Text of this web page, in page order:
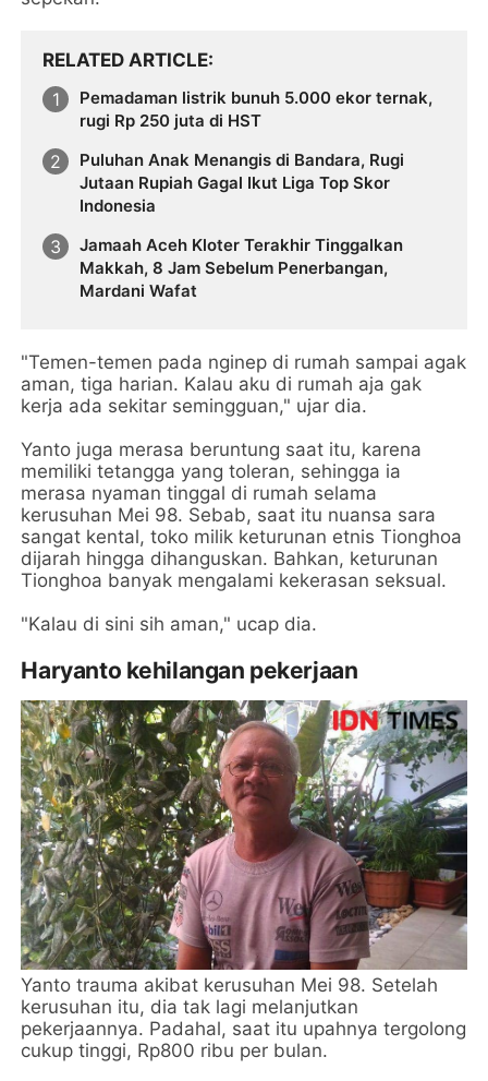
RELATED ARTICLE
Pemadaman listrik bunuh 5.000 ekor ternak,
rugi Rp 250 juta di HST
Puluhan Anak Menangis di Bandara, Rugi
Jutaan Rupiah Gagal Ikut Liga Top Skor
Indonesia
Jamaah Aceh Kloter Terakhir Tinggalkan
Makkah, 8 Jam Sebelum Penerbangan,
Mardani Wafat
"Temen-temen pada nginep di rumah sampai agak
aman, tiga harian. Kalau aku di rumah aja gak
kerja ada sekitar semingguan," ujar dia.
Yanto juga merasa beruntung saat itu, karena
memiliki tetangga yang toleran, sehingga ia
merasa nyaman tinggal di rumah selama
kerusuhan Mei 98. Sebab, saat itu nuansa sara
sangat kental, toko milik keturunan etnis Tionghoa
dijarah hingga dihanguskan. Bahkan, keturunan
Tionghoa banyak mengalami kekerasan seksual.
"Kalau di sini sih aman," ucap dia.
Haryanto kehilangan pekerjaan
Yanto trauma akibat kerusuhan Mei 98. Setelah
kerusuhan itu, dia tak lagi melanjutkan
pekerjaannya. Padahal, saat itu upahnya tergolong
cukup tinggi, Rp800 ribu per bulan.